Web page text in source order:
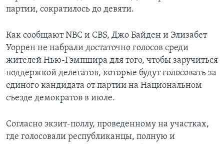
партии, сократилось до девяти.
Как сообщают NBC и CBS, Джо Байден и Элизабет
Уоррен не набрали достаточно голосов среди
жителей Нью-Гэмпшира для того, чтобы заручиться
поддержкой делегатов, которые будут голосовать за
единого кандидата от партии на Национальном
съезде демократов в июле.
Согласно экзит-поллу, проведенному на участках,
где голосовали республиканцы, полную и